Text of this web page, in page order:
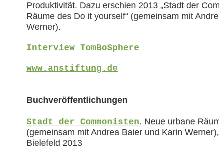
Produktivität. Dazu erschien 2013 „Stadt der
Räume des Do it yourself“ (gemeinsam mit
Werner).
Interview TomBoSphere
www.anstiftung.de
Buchveröffentlichungen
Stadt der Commonisten. Neue urbane
(gemeinsam mit Andrea Baier und Karin
Bielefeld 2013